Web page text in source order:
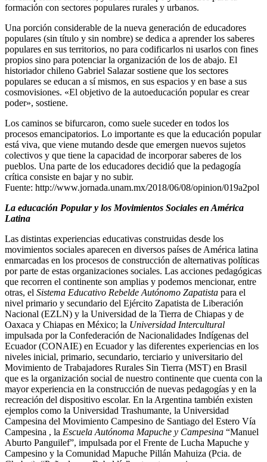
formación con sectores populares rurales y urbanos.
Una porción considerable de la nueva generación de educadores
populares (sin título y sin nombre) se dedica a aprender los saberes
populares en sus territorios, no para codificarlos ni usarlos con fines
propios sino para potenciar la organización de los de abajo. El
historiador chileno Gabriel Salazar sostiene que los sectores
populares se educan a sí mismos, en sus espacios y en base a sus
cosmovisiones. «El objetivo de la autoeducación popular es crear
poder», sostiene.
Los caminos se bifurcaron, como suele suceder en todos los
procesos emancipatorios. Lo importante es que la educación popular
está viva, que viene mutando desde que emergen nuevos sujetos
colectivos y que tiene la capacidad de incorporar saberes de los
pueblos. Una parte de los educadores decidió que la pedagogía
crítica consiste en bajar y no subir.
Fuente: http://www.jornada.unam.mx/2018/06/08/opinion/019a2pol
La educación Popular y los Movimientos Sociales en América
Latina
Las distintas experiencias educativas construidas desde los
movimientos sociales aparecen en diversos países de América latina
enmarcadas en los procesos de construcción de alternativas políticas
por parte de estas organizaciones sociales. Las acciones pedagógicas
que recorren el continente son amplias y podemos mencionar, entre
otras, el Sistema Educativo Rebelde Autónomo Zapatista para el
nivel primario y secundario del Ejército Zapatista de Liberación
Nacional (EZLN) y la Universidad de la Tierra de Chiapas y de
Oaxaca y Chiapas en México; la Universidad Intercultural
impulsada por la Confederación de Nacionalidades Indígenas del
Ecuador (CONAIE) en Ecuador y las diferentes experiencias en los
niveles inicial, primario, secundario, terciario y universitario del
Movimiento de Trabajadores Rurales Sin Tierra (MST) en Brasil
que es la organización social de nuestro continente que cuenta con la
mayor experiencia en la construcción de nuevas pedagogías y en la
recreación del dispositivo escolar. En la Argentina también existen
ejemplos como la Universidad Trashumante, la Universidad
Campesina del Movimiento Campesino de Santiago del Estero Vía
Campesina , la Escuela Autónoma Mapuche y Campesina “Manuel
Aburto Panguilef”, impulsada por el Frente de Lucha Mapuche y
Campesino y la Comunidad Mapuche Pillán Mahuiza (Pcia. de